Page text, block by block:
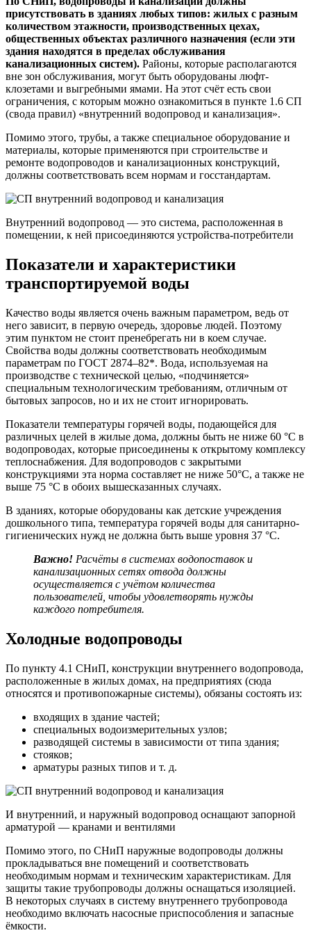
присутствовать в зданиях любых типов: жилых с разным
количеством этажности, производственных цехах,
общественных объектах различного назначения (если эти
здания находятся в пределах обслуживания
канализационных систем). Районы, которые располагаются
вне зон обслуживания, могут быть оборудованы люфт-
клозетами и выгребными ямами. На этот счёт есть свои
ограничения, с которым можно ознакомиться в пункте 1.6 СП
(свода правил) «внутренний водопровод и канализация».
Помимо этого, трубы, а также специальное оборудование и
материалы, которые применяются при строительстве и
ремонте водопроводов и канализационных конструкций,
должны соответствовать всем нормам и госстандартам.
Внутренний водопровод — это система, расположенная в
помещении, к ней присоединяются устройства-потребители
Показатели и характеристики
транспортируемой воды
Качество воды является очень важным параметром, ведь от
него зависит, в первую очередь, здоровье людей. Поэтому
этим пунктом не стоит пренебрегать ни в коем случае.
Свойства воды должны соответствовать необходимым
параметрам по ГОСТ 2874–82*. Вода, используемая на
производстве с технической целью, «подчиняется»
специальным технологическим требованиям, отличным от
бытовых запросов, но и их не стоит игнорировать.
Показатели температуры горячей воды, подающейся для
различных целей в жилые дома, должны быть не ниже 60 °С в
водопроводах, которые присоединены к открытому комплексу
теплоснабжения. Для водопроводов с закрытыми
конструкциями эта норма составляет не ниже 50°С, а также не
выше 75 °С в обоих вышесказанных случаях.
В зданиях, которые оборудованы как детские учреждения
дошкольного типа, температура горячей воды для санитарно-
гигиенических нужд не должна быть выше уровня 37 °C.
Важно! Расчёты в системах водопоставок и
канализационных сетях отвода должны
осуществляется с учётом количества
пользователей, чтобы удовлетворять нужды
каждого потребителя.
Холодные водопроводы
По пункту 4.1 СНиП, конструкции внутреннего водопровода,
расположенные в жилых домах, на предприятиях (сюда
относятся и противопожарные системы), обязаны состоять из:
входящих в здание частей;
специальных водоизмерительных узлов;
разводящей системы в зависимости от типа здания;
стояков;
арматуры разных типов и т. д.
И внутренний, и наружный водопровод оснащают запорной
арматурой — кранами и вентилями
Помимо этого, по СНиП наружные водопроводы должны
прокладываться вне помещений и соответствовать
необходимым нормам и техническим характеристикам. Для
защиты такие трубопроводы должны оснащаться изоляцией.
В некоторых случаях в систему внутреннего трубопровода
необходимо включать насосные приспособления и запасные
ёмкости.